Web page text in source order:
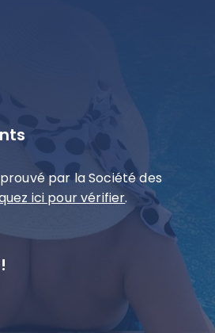
par la Société des
ici pour vérifier.